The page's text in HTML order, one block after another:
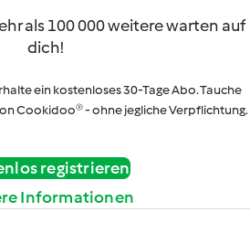
als 100 000 weitere warten auf
dich!
ein kostenloses 30-Tage Abo. Tauche
Cookidoo® - ohne jegliche Verpflichtung.
registrieren
Informationen